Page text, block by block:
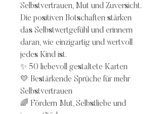
Selbstvertrauen, Mut und Zuversicht.
Die positiven Botschaften stärken
das Selbstwertgefühl und erinnern
daran, wie einzigartig und wertvoll
jedes Kind ist.
✨ 50 liebevoll gestaltete Karten
💛 Bestärkende Sprüche für mehr
Selbstvertrauen
🌈 Fördern Mut, Selbstliebe und